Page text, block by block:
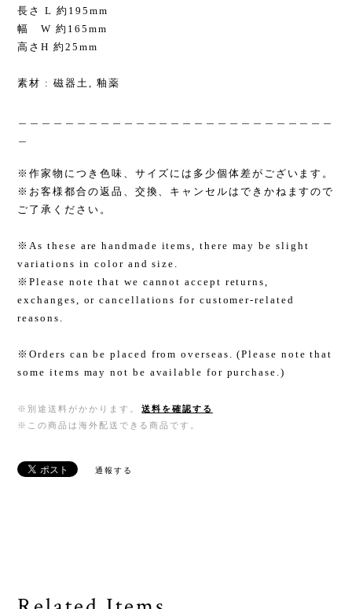
長さ L 約195mm
幅 W 約165mm
高さH 約25mm
素材 : 磁器土, 釉薬
※作家物につき色味、サイズには多少個体差がございます。
※お客様都合の返品、交換、キャンセルはできかねますので
ご了承ください。
※As these are handmade items, there may be slight
variations in color and size.
※Please note that we cannot accept returns,
exchanges, or cancellations for customer-related
reasons.
※Orders can be placed from overseas. (Please note that
some items may not be available for purchase.)
※別途送料がかかります。
送料を確認する
※この商品は海外配送できる商品です。
通報する